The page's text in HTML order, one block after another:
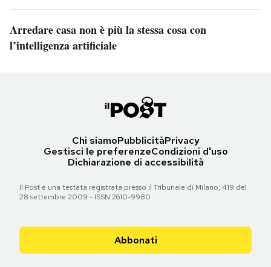
Arredare casa non è più la stessa cosa con
l’intelligenza artificiale
Chi siamoPubblicitàPrivacy
Gestisci le preferenzeCondizioni d'uso
Dichiarazione di accessibilità
Il Post è una testata registrata presso il Tribunale di Milano, 419 del
28 settembre 2009 - ISSN 2610-9980
Abbonati